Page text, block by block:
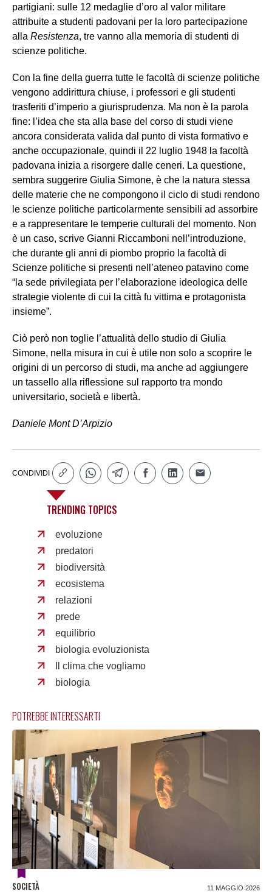
partigiani: sulle 12 medaglie d’oro al valor militare
attribuite a studenti padovani per la loro partecipazione
alla Resistenza, tre vanno alla memoria di studenti di
scienze politiche.
Con la fine della guerra tutte le facoltà di scienze politiche
vengono addirittura chiuse, i professori e gli studenti
trasferiti d’imperio a giurisprudenza. Ma non è la parola
fine: l’idea che sta alla base del corso di studi viene
ancora considerata valida dal punto di vista formativo e
anche occupazionale, quindi il 22 luglio 1948 la facoltà
padovana inizia a risorgere dalle ceneri. La questione,
sembra suggerire Giulia Simone, è che la natura stessa
delle materie che ne compongono il ciclo di studi rendono
le scienze politiche particolarmente sensibili ad assorbire
e a rappresentare le temperie culturali del momento. Non
è un caso, scrive Gianni Riccamboni nell’introduzione,
che durante gli anni di piombo proprio la facoltà di
Scienze politiche si presenti nell’ateneo patavino come
“la sede privilegiata per l’elaborazione ideologica delle
strategie violente di cui la città fu vittima e protagonista
insieme”.
Ciò però non toglie l’attualità dello studio di Giulia
Simone, nella misura in cui è utile non solo a scoprire le
origini di un percorso di studi, ma anche ad aggiungere
un tassello alla riflessione sul rapporto tra mondo
universitario, società e libertà.
Daniele Mont D’Arpizio
CONDIVIDI
TRENDING TOPICS
evoluzione
predatori
biodiversità
ecosistema
relazioni
prede
equilibrio
biologia evoluzionista
Il clima che vogliamo
biologia
POTREBBE INTERESSARTI
SOCIETÀ 11 MAGGIO 2026